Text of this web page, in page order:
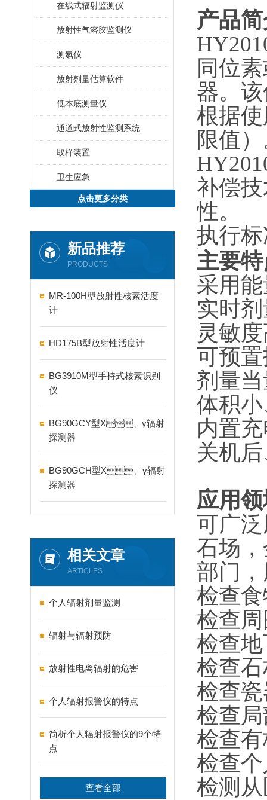
在线式辐射监测仪
放射性气溶胶监测仪
测氡仪
放射剂量估算软件
低本底测量仪
通道式放射性监测系统
取样装置
卫生应急
点击更多分类
新品推荐
PRODUCTS
MR-100H型放射性核素活度
计
HD175B型放射性活度计
BG3910M型手持式核素识别
仪
BG90GCY型X、γ辐射
探测器
BG90GCH型X、γ辐射
探测器
相关文章
ARTICLES
个人辐射剂量监测
辐射与辐射预防
放射性电离辐射的危害
个人辐射报警仪的特点
简析个人辐射报警仪的9个特
点
查看全部
产品
HY
同位
器
根据使
限值）
HY
补偿技
性。
执行标
主要
采用能
实时剂
灵敏度
可预置
剂量
体积小
内置充
关机后
应用领域
可广泛
石场
部门，
检查
检查
检查
检查
检查
检查
检查
检查
检测